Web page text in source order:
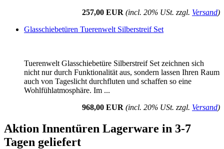
257,00 EUR (incl. 20% USt. zzgl. Versand)
Glasschiebetüren Tuerenwelt Silberstreif Set
Tuerenwelt Glasschiebetüre Silberstreif Set zeichnen sich
nicht nur durch Funktionalität aus, sondern lassen Ihren Raum
auch von Tageslicht durchfluten und schaffen so eine
Wohlfühlatmosphäre. Im ...
968,00 EUR (incl. 20% USt. zzgl. Versand)
Aktion Innentüren Lagerware in 3-7
Tagen geliefert